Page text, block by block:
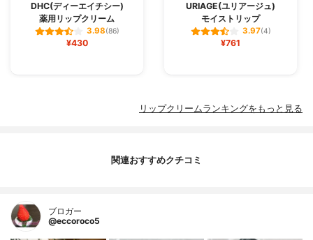
DHC(ディーエイチシー)
薬用リップクリーム
3.98(86)
¥430
URIAGE(ユリアージュ)
モイストリップ
3.97(4)
¥761
リップクリームランキングをもっと見る
関連おすすめクチコミ
ブロガー
@eccoroco5